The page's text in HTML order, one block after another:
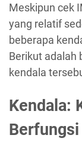
Meskipun cek
yang relatif
beberapa
Berikut adalah
kendala
Kendala:
Berfungsi